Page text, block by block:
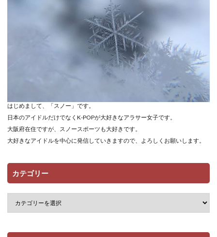
はじめまして、「スノー」です。
日本のアイドルだけでなくK-POPが大好きなアラサー女子です。
大阪府在住ですが、スノースポーツも大好きです。
大好きなアイドルを中心に発信していきますので、よろしくお願いします。
カテゴリー